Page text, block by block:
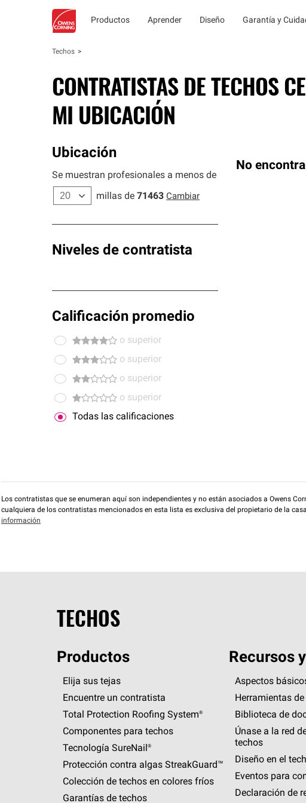
Productos Aprender Diseño Garantía y
Techos
CONTRATISTAS DE TECHOS
MI UBICACIÓN
Ubicación
Se muestran profesionales a menos de
millas de 71463 Cambiar
Niveles de contratista
Calificación promedio
o superior
o superior
o superior
o superior
Todas las calificaciones
No
Los contratistas que se enumeran aquí son independientes y no están asociados a Owens
cualquiera de los contratistas mencionados en esta lista es exclusiva del propietario de la
información
TECHOS
Productos
Elija sus tejas
Encuentre un contratista
Total Protection Roofing System®
Componentes para techos
Tecnología SureNail®
Protección contra algas StreakGuard™
Colección de techos en colores fríos
Garantías de techos
Recursos
Aspectos
Herramientas
Biblioteca de
Únase a la red
techos
Diseño en el
Eventos para
Declaración de